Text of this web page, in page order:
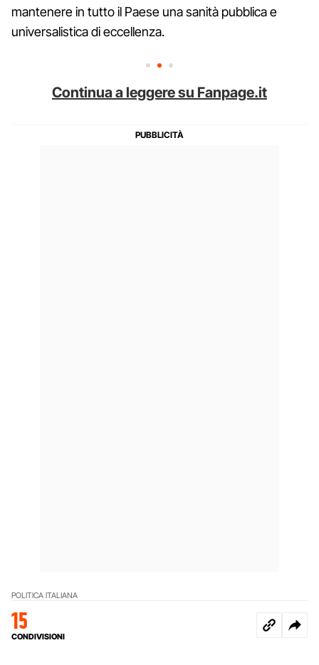
mantenere in tutto il Paese una sanità pubblica e
universalistica di eccellenza.
Continua a leggere su Fanpage.it
POLITICA ITALIANA
15
CONDIVISIONI